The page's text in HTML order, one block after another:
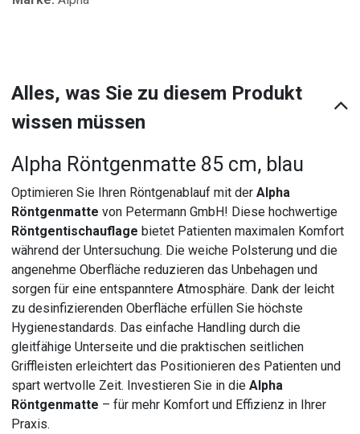
Alles, was Sie zu diesem Produkt
wissen müssen
Alpha Röntgenmatte 85 cm, blau
Optimieren Sie Ihren Röntgenablauf mit derAlpha
Röntgenmatte von Petermann GmbH! Diese hochwertige
Röntgentischauflage bietet Patienten maximalen Komfort
während der Untersuchung. Die weiche Polsterung und die
angenehme Oberfläche reduzieren das Unbehagen und
sorgen für eine entspanntere Atmosphäre. Dank der leicht
zu desinfizierenden Oberfläche erfüllen Sie höchste
Hygienestandards. Das einfache Handling durch die
gleitfähige Unterseite und die praktischen seitlichen
Griffleisten erleichtert das Positionieren des Patienten und
spart wertvolle Zeit. Investieren Sie in dieAlpha
Röntgenmatte – für mehr Komfort und Effizienz in Ihrer
Praxis.